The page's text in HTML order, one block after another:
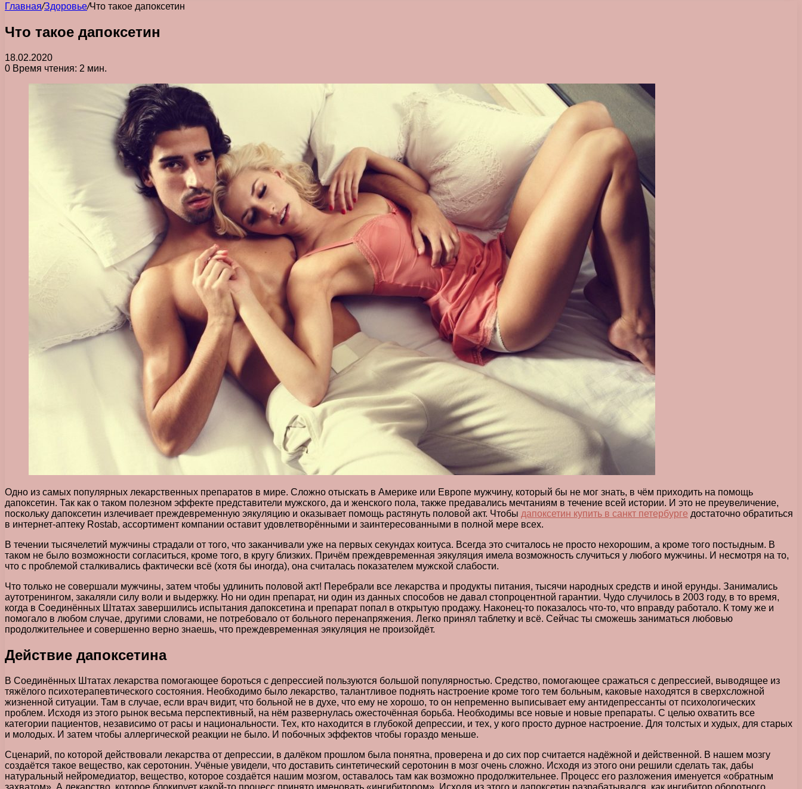
Главная/Здоровье/Что такое дапоксетин
Что такое дапоксетин
18.02.2020
0 Время чтения: 2 мин.
Одно из самых популярных лекарственных препаратов в мире. Сложно отыскать в Америке или Европе мужчину, который бы не мог знать, в чём приходить на помощь
дапоксетин. Так как о таком полезном эффекте представители мужского, да и женского пола, также предавались мечтаниям в течение всей истории. И это не преувеличение,
поскольку дапоксетин излечивает преждевременную эякуляцию и оказывает помощь растянуть половой акт. Чтобы дапоксетин купить в санкт петербурге достаточно обратиться
в интернет-аптеку Rostab, ассортимент компании оставит удовлетворёнными и заинтересованными в полной мере всех.
В течении тысячелетий мужчины страдали от того, что заканчивали уже на первых секундах коитуса. Всегда это считалось не просто нехорошим, а кроме того постыдным. В
таком не было возможности согласиться, кроме того, в кругу близких. Причём преждевременная эякуляция имела возможность случиться у любого мужчины. И несмотря на то,
что с проблемой сталкивались фактически всё (хотя бы иногда), она считалась показателем мужской слабости.
Что только не совершали мужчины, затем чтобы удлинить половой акт! Перебрали все лекарства и продукты питания, тысячи народных средств и иной ерунды. Занимались
аутотренингом, закаляли силу воли и выдержку. Но ни один препарат, ни один из данных способов не давал стопроцентной гарантии. Чудо случилось в 2003 году, в то время,
когда в Соединённых Штатах завершились испытания дапоксетина и препарат попал в открытую продажу. Наконец-то показалось что-то, что вправду работало. К тому же и
помогало в любом случае, другими словами, не потребовало от больного перенапряжения. Легко принял таблетку и всё. Сейчас ты сможешь заниматься любовью
продолжительнее и совершенно верно знаешь, что преждевременная эякуляция не произойдёт.
Действие дапоксетина
В Соединённых Штатах лекарства помогающее бороться с депрессией пользуются большой популярностью. Средство, помогающее сражаться с депрессией, выводящее из
тяжёлого психотерапевтического состояния. Необходимо было лекарство, талантливое поднять настроение кроме того тем больным, каковые находятся в сверхсложной
жизненной ситуации. Там в случае, если врач видит, что больной не в духе, что ему не хорошо, то он непременно выписывает ему антидепрессанты от психологических
проблем. Исходя из этого рынок весьма перспективный, на нём развернулась ожесточённая борьба. Необходимы все новые и новые препараты. С целью охватить все
категории пациентов, независимо от расы и национальности. Тех, кто находится в глубокой депрессии, и тех, у кого просто дурное настроение. Для толстых и худых, для старых
и молодых. И затем чтобы аллергической реакции не было. И побочных эффектов чтобы гораздо меньше.
Сценарий, по которой действовали лекарства от депрессии, в далёком прошлом была понятна, проверена и до сих пор считается надёжной и действенной. В нашем мозгу
создаётся такое вещество, как серотонин. Учёные увидели, что доставить синтетический серотонин в мозг очень сложно. Исходя из этого они решили сделать так, дабы
натуральный нейромедиатор, вещество, которое создаётся нашим мозгом, оставалось там как возможно продолжительнее. Процесс его разложения именуется «обратным
захватом». А лекарство, которое блокирует какой-то процесс принято именовать «ингибитором». Исходя из этого и дапоксетин разрабатывался, как ингибитор оборотного